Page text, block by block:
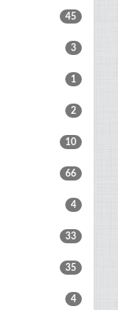
45
3
1
2
10
66
4
33
35
4